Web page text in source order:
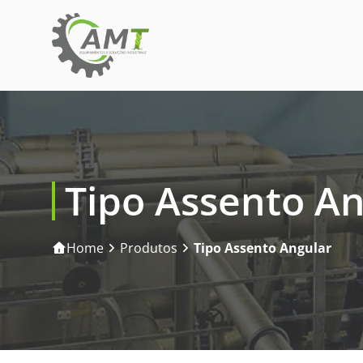
Tipo Assento
Home Produtos Tipo Assento Angular